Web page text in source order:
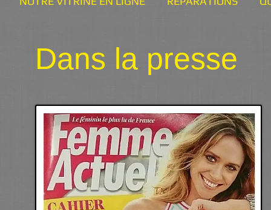
Dans la presse